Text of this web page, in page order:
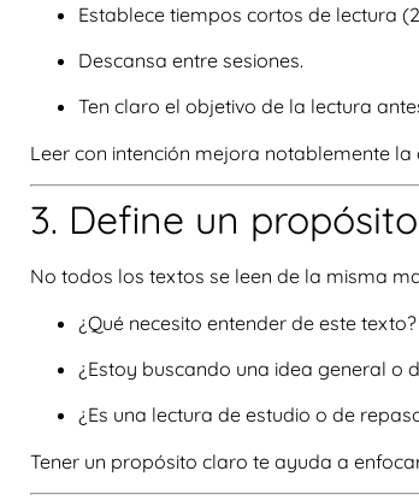
Establece tiempos cortos de lectura
Descansa entre sesiones.
Ten claro el objetivo de la lectura
Leer con intención mejora notablemente la
3. Define un
No todos los textos se leen de la misma
¿Qué necesito entender de este texto?
¿Estoy buscando una idea general o
¿Es una lectura de estudio o de
Tener un propósito claro te ayuda a